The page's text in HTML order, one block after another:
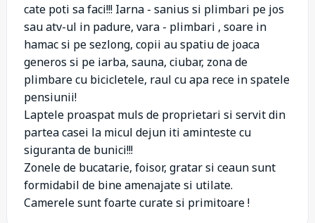
cate poti sa faci!!! Iarna - sanius si plimbari pe jos
sau atv-ul in padure, vara - plimbari , soare in
hamac si pe sezlong, copii au spatiu de joaca
generos si pe iarba, sauna, ciubar, zona de
plimbare cu bicicletele, raul cu apa rece in spatele
pensiunii!
Laptele proaspat muls de proprietari si servit din
partea casei la micul dejun iti aminteste cu
siguranta de bunici!!!
Zonele de bucatarie, foisor, gratar si ceaun sunt
formidabil de bine amenajate si utilate.
Camerele sunt foarte curate si primitoare !